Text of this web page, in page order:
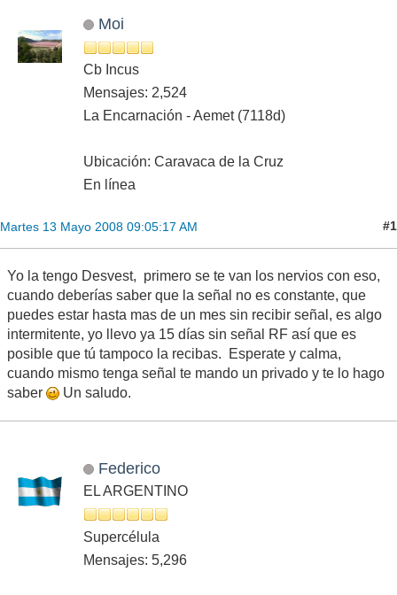
Moi
Cb Incus
Mensajes: 2,524
La Encarnación - Aemet (7118d)
Ubicación: Caravaca de la Cruz
En línea
Martes 13 Mayo 2008 09:05:17 AM #1
Yo la tengo Desvest, primero se te van los nervios con eso,
cuando deberías saber que la señal no es constante, que
puedes estar hasta mas de un mes sin recibir señal, es algo
intermitente, yo llevo ya 15 días sin señal RF así que es
posible que tú tampoco la recibas. Esperate y calma,
cuando mismo tenga señal te mando un privado y te lo hago
saber
Un saludo.
Federico
EL ARGENTINO
Supercélula
Mensajes: 5,296